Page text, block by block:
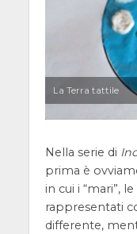
La Terra tattile
Nella serie di
prima è
in cui i “mari”,
rappresentati
differente,